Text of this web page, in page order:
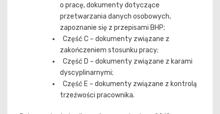
o pracę, dokumenty dotyczące
przetwarzania danych osobowych,
zapoznanie się z przepisami BHP;
Część C – dokumenty związane z
zakończeniem stosunku pracy;
Część D – dokumenty związane z karami
dyscyplinarnymi;
Część E – dokumenty związane z kontrolą
trzeźwości pracownika.